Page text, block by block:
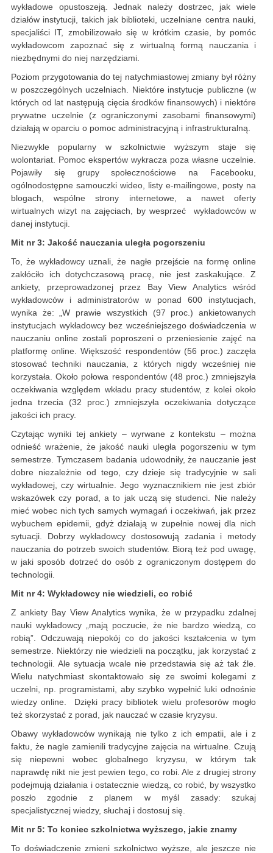
wykładowe opustoszeją. Jednak należy dostrzec, jak wiele
działów instytucji, takich jak biblioteki, uczelniane centra nauki,
specjaliści IT, zmobilizowało się w krótkim czasie, by pomóc
wykładowcom zapoznać się z wirtualną formą nauczania i
niezbędnymi do niej narzędziami.
Poziom przygotowania do tej natychmiastowej zmiany był różny
w poszczególnych uczelniach. Niektóre instytucje publiczne (w
których od lat następują cięcia środków finansowych) i niektóre
prywatne uczelnie (z ograniczonymi zasobami finansowymi)
działają w oparciu o pomoc administracyjną i infrastrukturalną.
Niezwykle popularny w szkolnictwie wyższym staje się
wolontariat. Pomoc ekspertów wykracza poza własne uczelnie.
Pojawiły się grupy społecznościowe na Facebooku,
ogólnodostępne samouczki wideo, listy e-mailingowe, posty na
blogach, wspólne strony internetowe, a nawet oferty
wirtualnych wizyt na zajęciach, by wesprzeć wykładowców w
danej instytucji.
Mit nr 3: Jakość nauczania uległa pogorszeniu
To, że wykładowcy uznali, że nagłe przejście na formę online
zakłóciło ich dotychczasową pracę, nie jest zaskakujące. Z
ankiety, przeprowadzonej przez Bay View Analytics wśród
wykładowców i administratorów w ponad 600 instytucjach,
wynika że: „W prawie wszystkich (97 proc.) ankietowanych
instytucjach wykładowcy bez wcześniejszego doświadczenia w
nauczaniu online zostali poproszeni o przeniesienie zajęć na
platformę online. Większość respondentów (56 proc.) zaczęła
stosować techniki nauczania, z których nigdy wcześniej nie
korzystała. Około połowa respondentów (48 proc.) zmniejszyła
oczekiwania względem wkładu pracy studentów, z kolei około
jedna trzecia (32 proc.) zmniejszyła oczekiwania dotyczące
jakości ich pracy.
Czytając wyniki tej ankiety – wyrwane z kontekstu – można
odnieść wrażenie, że jakość nauki uległa pogorszeniu w tym
semestrze. Tymczasem badania udowodniły, że nauczanie jest
dobre niezależnie od tego, czy dzieje się tradycyjnie w sali
wykładowej, czy wirtualnie. Jego wyznacznikiem nie jest zbiór
wskazówek czy porad, a to jak uczą się studenci. Nie należy
mieć wobec nich tych samych wymagań i oczekiwań, jak przez
wybuchem epidemii, gdyż działają w zupełnie nowej dla nich
sytuacji. Dobrzy wykładowcy dostosowują zadania i metody
nauczania do potrzeb swoich studentów. Biorą też pod uwagę,
w jaki sposób dotrzeć do osób z ograniczonym dostępem do
technologii.
Mit nr 4: Wykładowcy nie wiedzieli, co robić
Z ankiety Bay View Analytics wynika, że w przypadku zdalnej
nauki wykładowcy „mają poczucie, że nie bardzo wiedzą, co
robią”. Odczuwają niepokój co do jakości kształcenia w tym
semestrze. Niektórzy nie wiedzieli na początku, jak korzystać z
technologii. Ale sytuacja wcale nie przedstawia się aż tak źle.
Wielu natychmiast skontaktowało się ze swoimi kolegami z
uczelni, np. programistami, aby szybko wypełnić luki odnośnie
wiedzy online. Dzięki pracy bibliotek wielu profesorów mogło
też skorzystać z porad, jak nauczać w czasie kryzysu.
Obawy wykładowców wynikają nie tylko z ich empatii, ale i z
faktu, że nagle zamienili tradycyjne zajęcia na wirtualne. Czują
się niepewni wobec globalnego kryzysu, w którym tak
naprawdę nikt nie jest pewien tego, co robi. Ale z drugiej strony
podejmują działania i ostatecznie wiedzą, co robić, by wszystko
poszło zgodnie z planem w myśl zasady: szukaj
specjalistycznej wiedzy, słuchaj i dostosuj się.
Mit nr 5: To koniec szkolnictwa wyższego, jakie znamy
To doświadczenie zmieni szkolnictwo wyższe, ale jeszcze nie